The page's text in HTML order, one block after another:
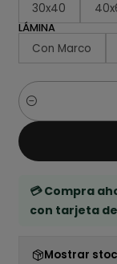
30x40
LÁMINA
Con Marco
Cantidad
💳 Compra
con tarjeta
Mostrar